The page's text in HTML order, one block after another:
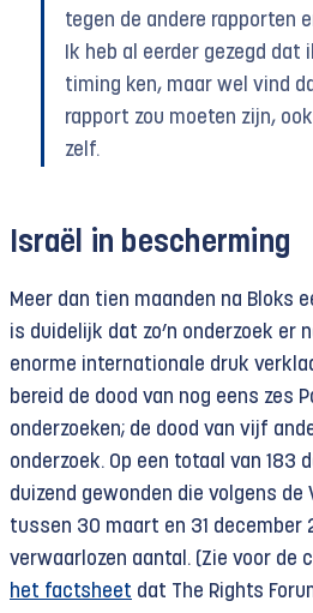
tegen de andere rapporten
Ik heb al eerder gezegd dat
timing ken, maar wel vind
rapport zou moeten zijn,
zelf.
Israël in bescherming
Meer dan tien maanden na Bloks
is duidelijk dat zo’n onderzoek er
enorme internationale druk
bereid de dood van nog eens zes
onderzoeken; de dood van vijf
onderzoek. Op een totaal van 183
duizend gewonden die volgens de
tussen 30 maart en 31 december
verwaarlozen aantal. (Zie voor de
het factsheet dat The Rights